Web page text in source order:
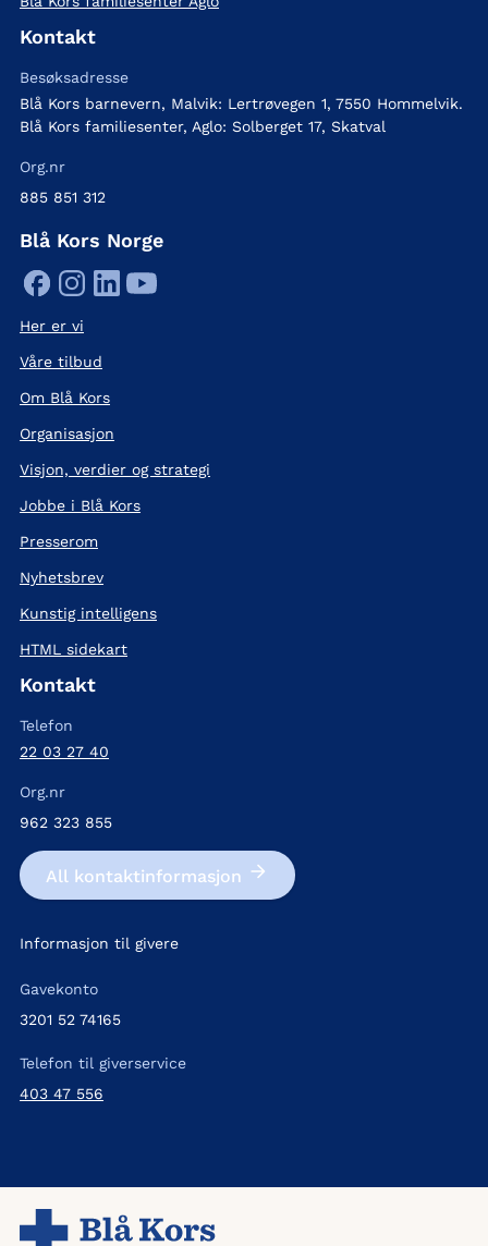
Kontakt
Besøksadresse
Blå Kors barnevern, Malvik: Lertrøvegen 1, 7550 Hommelvik.
Blå Kors familiesenter, Aglo: Solberget 17, Skatval
Org.nr
885 851 312
Blå Kors Norge
Her er vi
Våre tilbud
Om Blå Kors
Organisasjon
Visjon, verdier og strategi
Jobbe i Blå Kors
Presserom
Nyhetsbrev
Kunstig intelligens
HTML sidekart
Kontakt
Telefon
22 03 27 40
Org.nr
962 323 855
All kontakt­informasjon
Informasjon til givere
Gavekonto
3201 52 74165
Telefon til giverservice
403 47 556